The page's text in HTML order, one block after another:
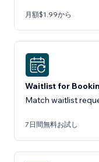
月額$1.99から
Waitlist for
Match waitlist
7日間無料お試し